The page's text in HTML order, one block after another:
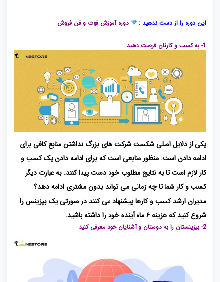
این دوره را از دست ندهید : دوره آموزش فوت و فن فروش
1- به کسب و کارتان فرصت دهید
یکی از دلایل اصلی شکست شرکت های بزرگ نداشتن منابع کافی برای
ادامه دادن است. منظور منابعی است که برای ادامه دادن یک کسب و
کار لازم است تا به نتایج مطلوب خود دست پیدا کنند. به عبارت دیگر
کسب و کار شما تا چه زمانی می تواند بدون مشتری ادامه دهد؟
مدیران ارشد کسب و کارها پیشنهاد می کنند در صورتی یک بیزینس را
شروع کنید که هزینه ۶ ماه آینده خود را داشته باشید.
2- بیزینستان را به دوستان و آشنایان خود معرفی کنید